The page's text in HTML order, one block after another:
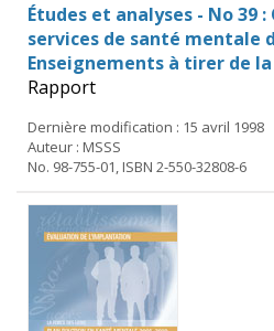
Études et analyses - No 39
services de santé mentale
Enseignements à tirer de
Rapport
Dernière modification : 15 avril 1998
Auteur : MSSS
No. 98-755-01, ISBN 2-550-32808-6